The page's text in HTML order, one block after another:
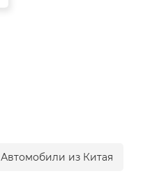
Автомобили из Китая